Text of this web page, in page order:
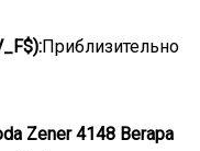
):Приблизительно
Zener 4148 Berapa